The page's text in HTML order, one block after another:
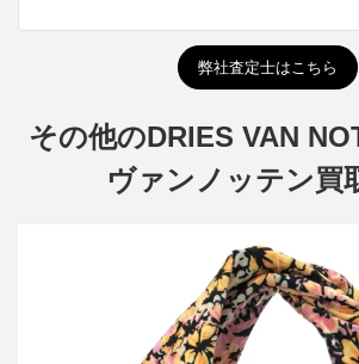
弊社査定士はこちら
その他のDRIES VAN
ヴァンノッテン買